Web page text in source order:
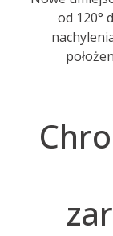
od 120°